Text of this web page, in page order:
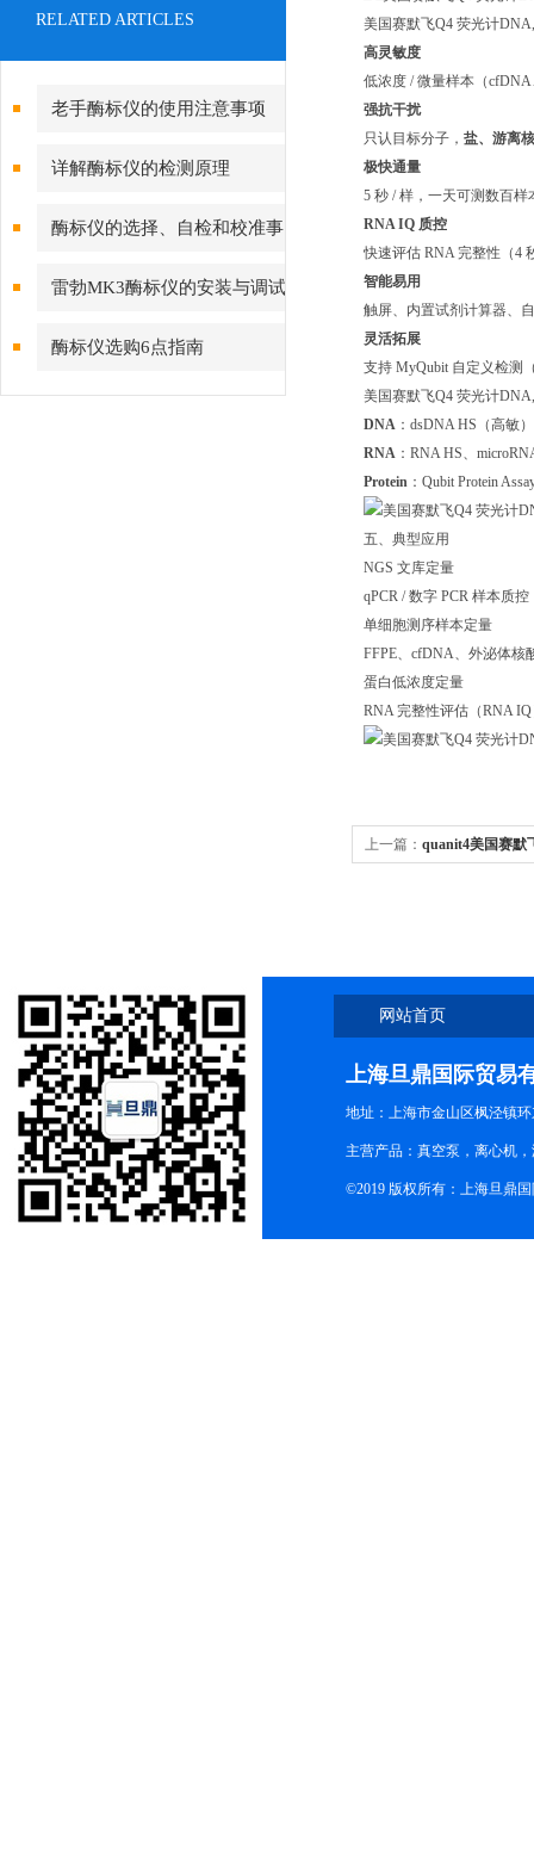
RELATED ARTICLES
老手酶标仪的使用注意事项
详解酶标仪的检测原理
酶标仪的选择、自检和校准事
项
雷勃MK3酶标仪的安装与调试
酶标仪选购6点指南
美国赛默飞Q4 荧光计
高灵敏度
低浓度 / 微量样本（
强抗干扰
只认目标分子， 盐、游离
极快通量
5 秒 / 样，一天可测数百
RNA IQ 质控
快速评估 RNA 完整性（4
智能易用
触屏、内置试剂计算器、
灵活拓展
支持 MyQubit 自定义检测
美国赛默飞Q4 荧光计
DNA ：dsDNA HS（高敏
RNA ：RNA HS、
Protein ：Qubit Protein
五、典型应用
NGS 文库定量
qPCR / 数字 PCR 样本质控
单细胞测序样本定量
FFPE、cfDNA、外泌体核
蛋白低浓度定量
RNA 完整性评估（RNA
上一篇： quanit4美国赛默
网站首页
上海旦鼎国际贸易
地址：上海市金山区枫泾镇
主营产品：真空泵，离心机
©2019 版权所有：上海旦鼎